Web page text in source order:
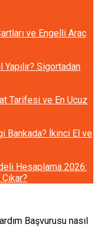
ve Engelli Araç
Sigortadan
Tarifesi ve En Ucuz
Bankada? İkinci El ve
Hesaplama 2026:
Başvurusu nasıl